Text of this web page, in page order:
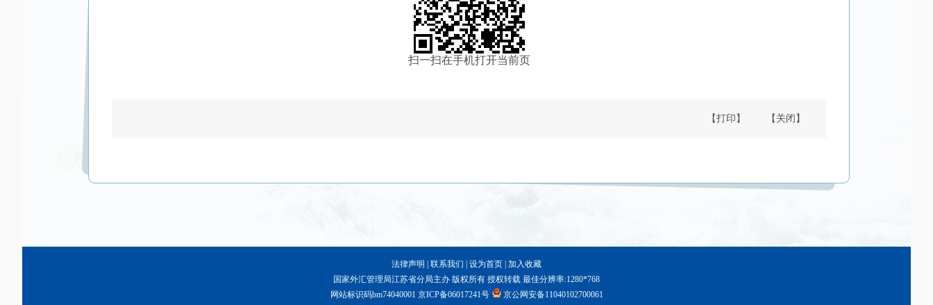
扫一扫在手机打开当前页
【打印】 【关闭】
法律声明 联系我们 设为首页 加入收藏
国家外汇管理局江苏省分局主办 版权所有 授权转载 最佳分辨率:1280*768
网站标识码bm74040001京ICP备06017241号 京公网安备11040102700061